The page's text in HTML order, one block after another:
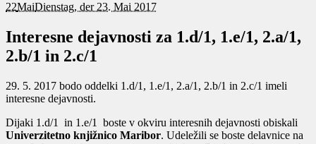
22MaiDienstag, der 23. Mai 2017
Interesne dejavnosti za 1.d/1, 1.e/1, 2.a/1,
2.b/1 in 2.c/1
29. 5. 2017 bodo oddelki 1.d/1, 1.e/1, 2.a/1, 2.b/1 in 2.c/1 imeli
interesne dejavnosti.
Dijaki 1.d/1 in 1.e/1 boste v okviru interesnih dejavnosti obiskali
Univerzitetno knjižnico Maribor. Udeležili se boste delavnice na